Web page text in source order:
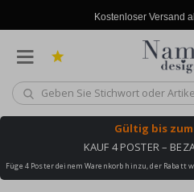
Kostenloser Versand
Gültig bis
KAUF 4 POSTER –
Füge 4 Poster deinem Warenkorb hinzu, der